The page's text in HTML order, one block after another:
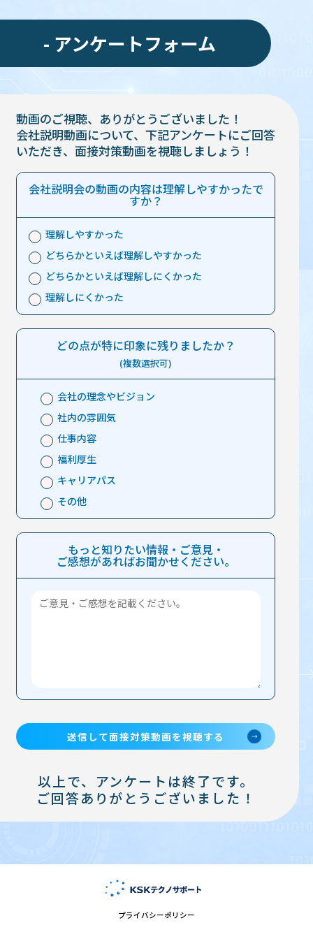
- アンケートフォーム
動画のご視聴、ありがとうございました！
会社説明動画について、下記アンケートにご回答
いただき、 面接対策動画を視聴しましょう！
会社説明会の動画の内容は理解しやすかったで
すか？
理解しやすかった
どちらかといえば理解しやすかった
どちらかといえば理解しにくかった
理解しにくかった
どの点が特に印象に残りましたか？
(複数選択可)
会社の理念やビジョン
社内の雰囲気
仕事内容
福利厚生
キャリアパス
その他
もっと知りたい情報・ご意見・
ご感想があればお聞かせください。
以上で、アンケートは終了です。
ご回答ありがとうございました！
プライバシーポリシー